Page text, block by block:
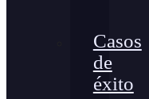
Casos
de
éxito